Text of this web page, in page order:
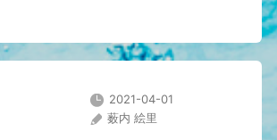
2021-04-01
薮内 絵里